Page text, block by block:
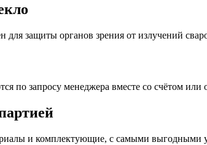
для защиты органов зрения от излучений
по запросу менеджера вместе со счётом
и комплектующие, с самыми выгодными